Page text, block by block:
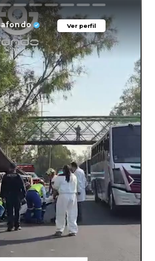
Ver perfil
Ver perfil